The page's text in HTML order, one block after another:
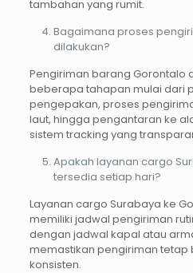
tambahan yang rumit.
Bagaimana proses
dilakukan?
Pengiriman barang Gorontalo
beberapa tahapan mulai dari
pengepakan, proses
laut, hingga pengantaran ke
sistem tracking yang
Apakah layanan cargo
tersedia setiap hari?
Layanan cargo Surabaya ke
memiliki jadwal pengiriman
dengan jadwal kapal atau
memastikan pengiriman tetap
konsisten.